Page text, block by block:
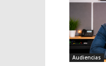
Audiencias